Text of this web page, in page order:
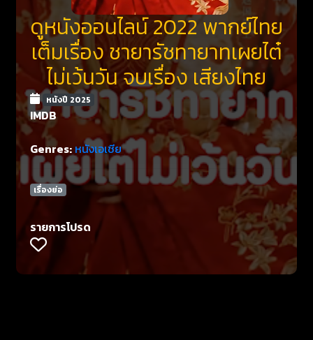
ดูหนังออนไลน์ 2022 พากย์ไทย
เต็มเรื่อง ชายารัชทายาทเผยไต๋
ไม่เว้นวัน จบเรื่อง เสียงไทย
หนังปี 2025
IMDB
Genres: หนังเอเชีย
เรื่องย่อ
รายการโปรด